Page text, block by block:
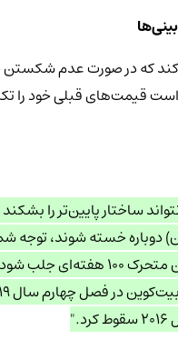
که در صورت عدم شکستن
قیمت‌های قبلی خود را
ساختار پایین‌تر را بشکند و
دوباره خسته شوند، توجه
باید به میانگین متحرک ۱۰۰ هفته‌ای جلب
جایی است که بیت‌کوین